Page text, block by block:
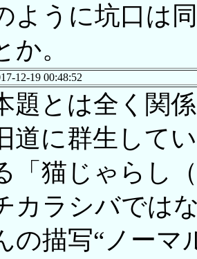
ように坑口は
か。
12-19 00:48:52
題とは全く関
旧道に群生して
「猫じゃらし
カラシバでは
の描写“ノーマ